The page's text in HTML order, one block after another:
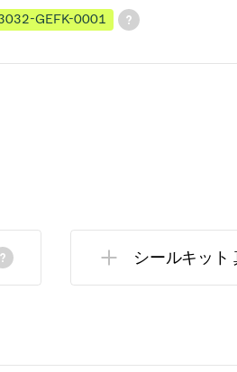
GEFK-0001
シールキッ